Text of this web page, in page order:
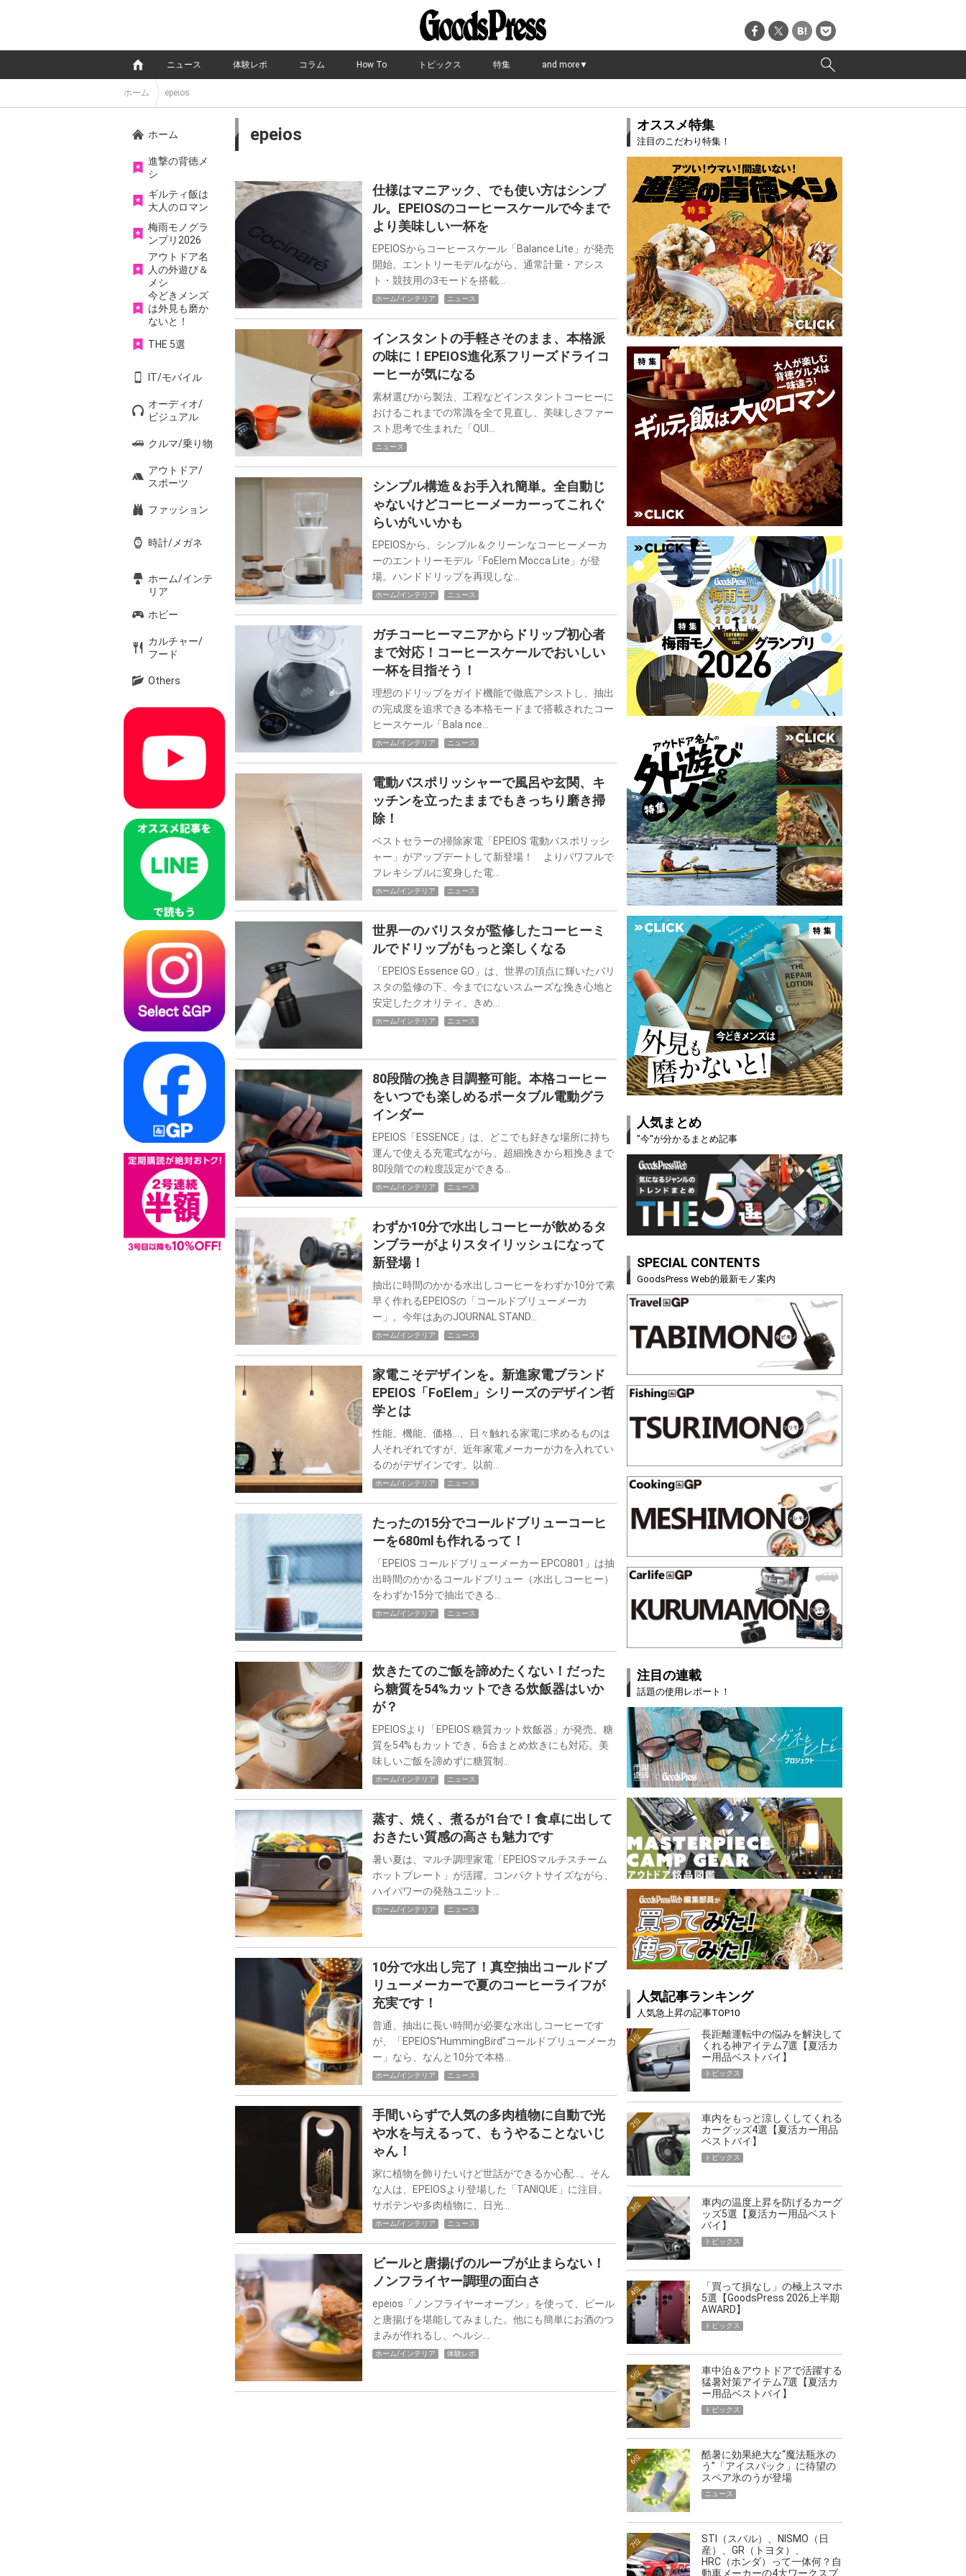
ニュース 体験レポ コラム How To トピックス 特集 and more▼
ホーム epeios
ホーム
進撃の背徳メ
シ
ギルティ飯は
大人のロマン
梅雨モノグラ
ンプリ2026
アウトドア名
人の外遊び＆
メシ
今どきメンズ
は外見も磨か
ないと！
THE 5選
IT/モバイル
オーディオ/
ビジュアル
クルマ/乗り物
アウトドア/
スポーツ
ファッション
時計/メガネ
ホーム/インテ
リア
ホビー
カルチャー/
フード
Others
epeios
仕様はマニアック、でも使い方はシンプ
ル。EPEIOSのコーヒースケールで今まで
より美味しい一杯を
EPEIOSからコーヒースケール「Balance Lite」が発売
開始。エントリーモデルながら、通常計量・アシス
ト・競技用の3モードを搭載…
ホーム/インテリア ニュース
インスタントの手軽さそのまま、本格派
の味に！EPEIOS進化系フリーズドライコ
ーヒーが気になる
素材選びから製法、工程などインスタントコーヒーに
おけるこれまでの常識を全て見直し、美味しさファー
スト思考で生まれた「QUI…
ニュース
シンプル構造＆お手入れ簡単。全自動じ
ゃないけどコーヒーメーカーってこれぐ
らいがいいかも
EPEIOSから、シンプル＆クリーンなコーヒーメーカ
ーのエントリーモデル「FoElem Mocca Lite」が登
場。ハンドドリップを再現しな…
ホーム/インテリア ニュース
ガチコーヒーマニアからドリップ初心者
まで対応！コーヒースケールでおいしい
一杯を目指そう！
理想のドリップをガイド機能で徹底アシストし、抽出
の完成度を追求できる本格モードまで搭載されたコー
ヒースケール「Bala nce…
ホーム/インテリア ニュース
電動バスポリッシャーで風呂や玄関、キ
ッチンを立ったままでもきっちり磨き掃
除！
ベストセラーの掃除家電「EPEIOS 電動バスポリッシ
ャー」がアップデートして新登場！ よりパワフルで
フレキシブルに変身した電…
ホーム/インテリア ニュース
世界一のバリスタが監修したコーヒーミ
ルでドリップがもっと楽しくなる
「EPEIOS Essence GO」は、世界の頂点に輝いたバリ
スタの監修の下、今までにないスムーズな挽き心地と
安定したクオリティ、きめ…
ホーム/インテリア ニュース
80段階の挽き目調整可能。本格コーヒー
をいつでも楽しめるポータブル電動グラ
インダー
EPEIOS「ESSENCE」は、どこでも好きな場所に持ち
運んで使える充電式ながら、超細挽きから粗挽きまで
80段階での粒度設定ができる…
ホーム/インテリア ニュース
わずか10分で水出しコーヒーが飲めるタ
ンブラーがよりスタイリッシュになって
新登場！
抽出に時間のかかる水出しコーヒーをわずか10分で素
早く作れるEPEIOSの「コールドブリューメーカ
ー」。今年はあのJOURNAL STAND…
ホーム/インテリア ニュース
家電こそデザインを。新進家電ブランド
EPEIOS「FoElem」シリーズのデザイン哲
学とは
性能、機能、価格…、日々触れる家電に求めるものは
人それぞれですが、近年家電メーカーが力を入れてい
るのがデザインです。以前…
ホーム/インテリア ニュース
たったの15分でコールドブリューコーヒ
ーを680mlも作れるって！
「EPEIOS コールドブリューメーカー EPCO801」は抽
出時間のかかるコールドブリュー（水出しコーヒー）
をわずか15分で抽出できる…
ホーム/インテリア ニュース
炊きたてのご飯を諦めたくない！だった
ら糖質を54%カットできる炊飯器はいか
が？
EPEIOSより「EPEIOS 糖質カット炊飯器」が発売。糖
質を54%もカットでき、6合まとめ炊きにも対応。美
味しいご飯を諦めずに糖質制…
ホーム/インテリア ニュース
蒸す、焼く、煮るが1台で！食卓に出して
おきたい質感の高さも魅力です
暑い夏は、マルチ調理家電「EPEIOSマルチスチーム
ホットプレート」が活躍。コンパクトサイズながら、
ハイパワーの発熱ユニット…
ホーム/インテリア ニュース
10分で水出し完了！真空抽出コールドブ
リューメーカーで夏のコーヒーライフが
充実です！
普通、抽出に長い時間が必要な水出しコーヒーです
が、「EPEIOS“HummingBird”コールドブリューメーカ
ー」なら、なんと10分で本格…
ホーム/インテリア ニュース
手間いらずで人気の多肉植物に自動で光
や水を与えるって、もうやることないじ
ゃん！
家に植物を飾りたいけど世話ができるか心配…。そん
な人は、EPEIOSより登場した「TANIQUE」に注目。
サボテンや多肉植物に、日光…
ホーム/インテリア ニュース
ビールと唐揚げのループが止まらない！
ノンフライヤー調理の面白さ
epeios「ノンフライヤーオーブン」を使って、ビール
と唐揚げを堪能してみました。他にも簡単にお酒のつ
まみが作れるし、ヘルシ…
ホーム/インテリア 体験レポ
オススメ特集
注目のこだわり特集！
人気まとめ
"今"が分かるまとめ記事
SPECIAL CONTENTS
GoodsPress Web的最新モノ案内
注目の連載
話題の使用レポート！
人気記事ランキング
人気急上昇の記事TOP10
長距離運転中の悩みを解決して
くれる神アイテム7選【夏活カ
ー用品ベストバイ】
1位
トピックス
車内をもっと涼しくしてくれる
カーグッズ4選【夏活カー用品
ベストバイ】
2位
トピックス
車内の温度上昇を防げるカーグ
ッズ5選【夏活カー用品ベスト
バイ】
3位
トピックス
「買って損なし」の極上スマホ
5選【GoodsPress 2026上半期
AWARD】
4位
トピックス
車中泊＆アウトドアで活躍する
猛暑対策アイテム7選【夏活カ
ー用品ベストバイ】
5位
トピックス
酷暑に効果絶大な“魔法瓶氷の
う”「アイスパック」に待望の
スペア氷のうが登場
6位
ニュース
STI（スバル）、NISMO（日
産）、GR（トヨタ）、
HRC（ホンダ）って一体何？自
動車メーカーの4大ワークスブ
7位